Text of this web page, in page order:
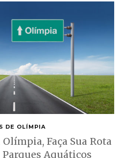
DE OLÍMPIA
Faça Sua Rota
Parques Aquáticos